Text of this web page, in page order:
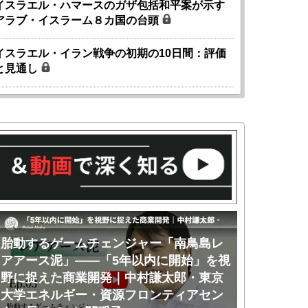
スラエル・ハマースのガザ包括和平案が示す
ラブ・イスラーム８カ国の台頭
スラエル・イラン戦争の初期の10日間：評価
見通し
胎動するゲームチェンジャー「南鳥島レ
アアース泥」――「5年以内に開始」を視
野に捉えた商業開発｜中村謙太郎・東京
大学エネルギー・資源フロンティアセン